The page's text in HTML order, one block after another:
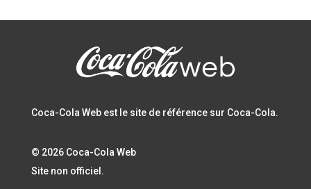
Coca-Cola Web est le site de référence sur Coca-Cola.
© 2026 Coca-Cola Web
Site non officiel.